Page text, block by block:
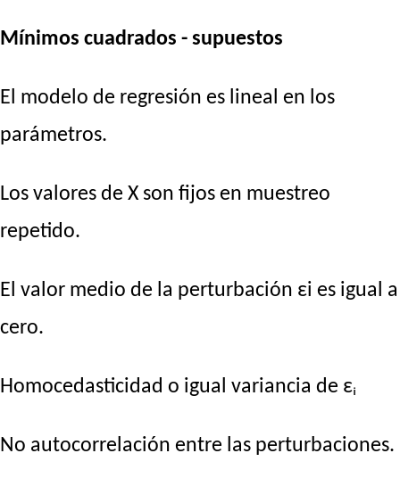
Mínimos cuadrados - supuestos
El modelo de regresión es lineal en los
parámetros.
Los valores de X son fijos en muestreo
repetido.
El valor medio de la perturbación εi es igual a
cero.
Homocedasticidad o igual variancia de εᵢ
No autocorrelación entre las perturbaciones.